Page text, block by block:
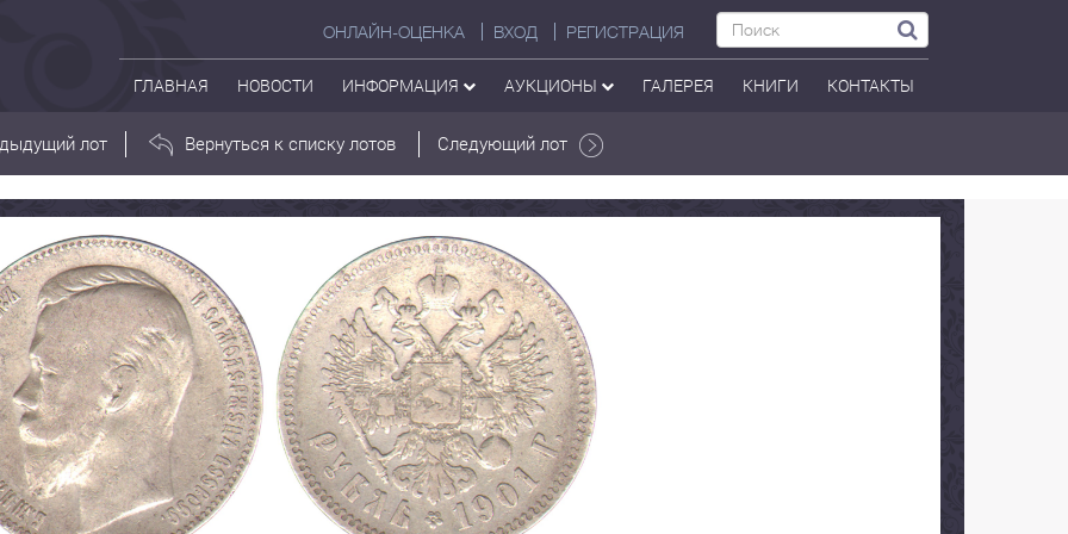
ОНЛАЙН-ОЦЕНКА ВХОД РЕГИСТРАЦИЯ
ГЛАВНАЯ НОВОСТИ ИНФОРМАЦИЯ АУКЦИОНЫ ГАЛЕРЕЯ КНИГИ КОНТАКТЫ
лот Вернуться к списку лотов Следующий лот